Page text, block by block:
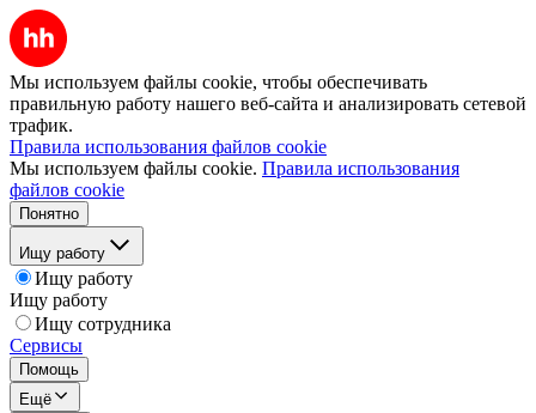
Мы используем файлы cookie, чтобы обеспечивать
правильную работу нашего веб-сайта и анализировать сетевой
трафик.
Правила использования файлов cookie
Мы используем файлы cookie. Правила использования
файлов cookie
Понятно
Ищу работу
Ищу работу
Ищу работу
Ищу сотрудника
Сервисы
Помощь
Ещё